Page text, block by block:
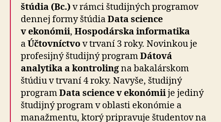
štúdia (Bc.)v rámci študijných programov
dennej formy štúdiaData science
v ekonómii, Hospodárska informatika
aÚčtovníctvov trvaní 3 roky. Novinkou je
profesijný študijný programDátová
analytika a kontrolingna bakalárskom
štúdiu v trvaní 4 roky. Navyše, študijný
programData science v ekonómiije jediný
študijný program v oblasti ekonómie a
manažmentu, ktorý pripravuje študentov na